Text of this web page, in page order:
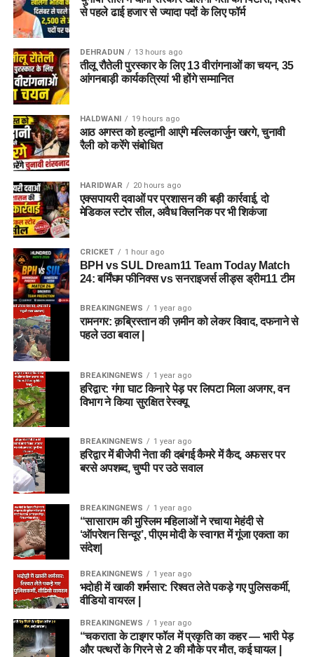
से पहले ढाई हजार से ज्यादा पदों के लिए फॉर्म
DEHRADUN 13 hours ago
तीलू रौतेली पुरस्कार के लिए 13 वीरांगनाओं का चयन, 35
आंगनबाड़ी कार्यकत्रियां भी होंगे सम्मानित
HALDWANI 19 hours ago
आठ अगस्त को हल्द्वानी आएंगे मल्लिकार्जुन खरगे, चुनावी
रैली को करेंगे संबोधित
HARIDWAR 20 hours ago
एक्सपायरी दवाओं पर प्रशासन की बड़ी कार्रवाई, दो
मेडिकल स्टोर सील, अवैध क्लिनिक पर भी शिकंजा
CRICKET 1 hour ago
BPH vs SUL Dream11 Team Today Match
24: बर्मिंघम फीनिक्स vs सनराइजर्स लीड्स ड्रीम11 टीम
BREAKINGNEWS 1 year ago
रामनगर: क़ब्रिस्तान की ज़मीन को लेकर विवाद, दफनाने से
पहले उठा बवाल |
BREAKINGNEWS 1 year ago
हरिद्वार: गंगा घाट किनारे पेड़ पर लिपटा मिला अजगर, वन
विभाग ने किया सुरक्षित रेस्क्यू
BREAKINGNEWS 1 year ago
हरिद्वार में बीजेपी नेता की दबंगई कैमरे में कैद, अफसर पर
बरसे अपशब्द, चुप्पी पर उठे सवाल
BREAKINGNEWS 1 year ago
“सासाराम की मुस्लिम महिलाओं ने रचाया मेहंदी से
‘ऑपरेशन सिन्दूर’, पीएम मोदी के स्वागत में गूंजा एकता का
संदेश|
BREAKINGNEWS 1 year ago
भदोही में खाकी शर्मसार: रिश्वत लेते पकड़े गए पुलिसकर्मी,
वीडियो वायरल |
BREAKINGNEWS 1 year ago
“चकराता के टाइगर फॉल में प्रकृति का कहर — भारी पेड़
और पत्थरों के गिरने से 2 की मौके पर मौत, कई घायल |